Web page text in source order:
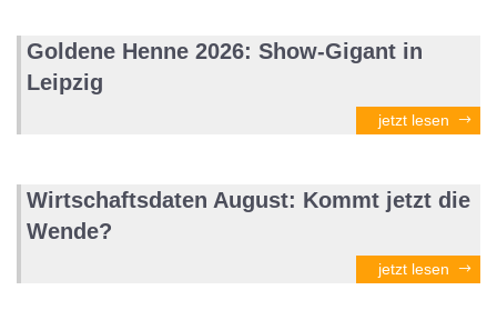
Goldene Henne 2026: Show-Gigant in
Leipzig
jetzt lesen
Wirtschaftsdaten August: Kommt jetzt die
Wende?
jetzt lesen